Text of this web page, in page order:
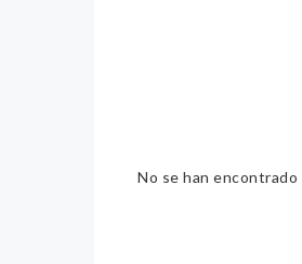
No se han